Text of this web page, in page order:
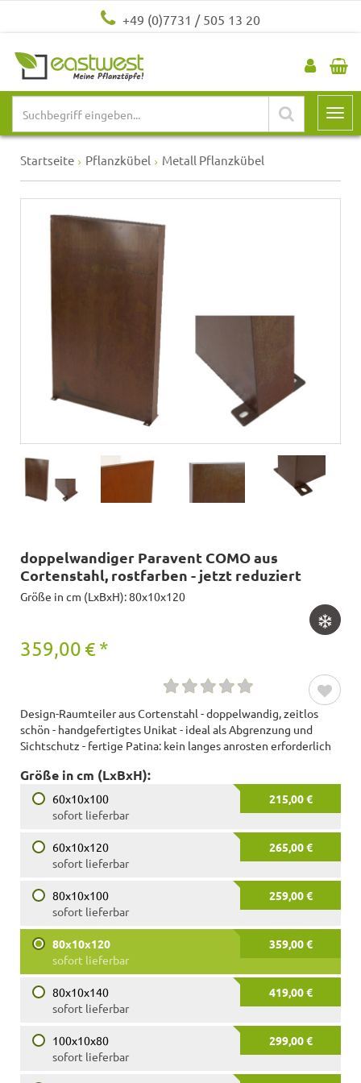
+49 (0)7731 / 505 13 20
Startseite Pflanzkübel Metall Pflanzkübel
doppelwandiger Paravent COMO aus
Cortenstahl, rostfarben - jetzt reduziert
Größe in cm (LxBxH): 80x10x120
359,00 € *
Design-Raumteiler aus Cortenstahl - doppelwandig, zeitlos
schön - handgefertigtes Unikat - ideal als Abgrenzung und
Sichtschutz - fertige Patina: kein langes anrosten erforderlich
Größe in cm (LxBxH):
60x10x100
215,00 €
sofort lieferbar
60x10x120
265,00 €
sofort lieferbar
80x10x100
259,00 €
sofort lieferbar
80x10x120
359,00 €
sofort lieferbar
80x10x140
419,00 €
sofort lieferbar
100x10x80
299,00 €
sofort lieferbar